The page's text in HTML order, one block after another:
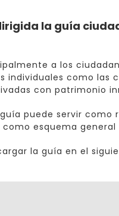
la guía
a los
individuales como las
con patrimonio
puede servir
esquema
la guía en el